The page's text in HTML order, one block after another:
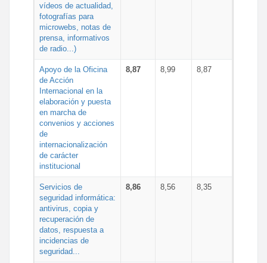
vídeos de actualidad,
fotografías para
microwebs, notas de
prensa, informativos
de radio...)
Apoyo de la Oficina
de Acción
Internacional en la
elaboración y puesta
en marcha de
convenios y acciones
de
internacionalización
de carácter
institucional
8,87 8,99 8,87
Servicios de
seguridad informática:
antivirus, copia y
recuperación de
datos, respuesta a
incidencias de
seguridad...
8,86 8,56 8,35